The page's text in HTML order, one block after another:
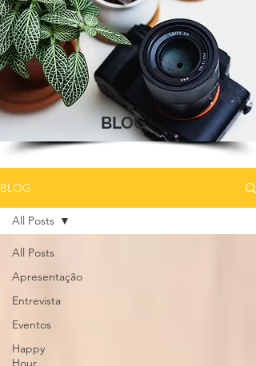
BLOG
BLOG
All Posts
Apresentação
Entrevista
Eventos
Happy
Hour
All Posts